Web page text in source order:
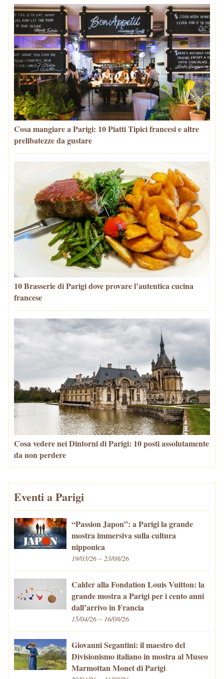
Cosa mangiare a Parigi: 10 Piatti Tipici francesi e altre
prelibatezze da gustare
10 Brasserie di Parigi dove provare l’autentica cucina
francese
Cosa vedere nei Dintorni di Parigi: 10 posti assolutamente
da non perdere
Eventi a Parigi
“Passion Japon”: a Parigi la grande
mostra immersiva sulla cultura
nipponica
19/03/26 – 23/08/26
Calder alla Fondation Louis Vuitton: la
grande mostra a Parigi per i cento anni
dall’arrivo in Francia
15/04/26 – 16/08/26
Giovanni Segantini: il maestro del
Divisionismo italiano in mostra al Museo
Marmottan Monet di Parigi